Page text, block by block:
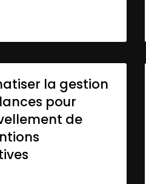
la gestion
pour
de